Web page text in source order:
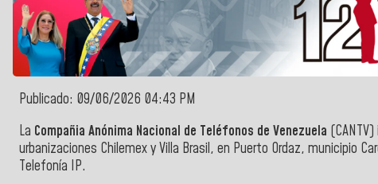
Publicado: 09/06/2026 04:43 PM
La Compañia Anónima Nacional de Teléfonos de Venezuela (CANTV)
urbanizaciones Chilemex y Villa Brasil, en Puerto Ordaz, municipio
Telefonía IP.